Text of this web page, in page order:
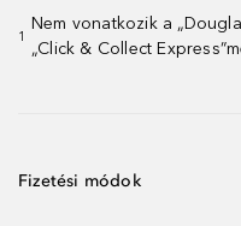
1
Nem vonatkozik a
„Click & Collect
Fizetési módok